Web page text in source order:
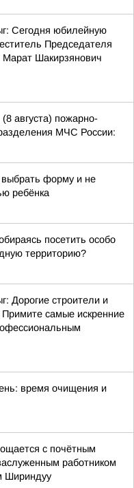
Сегодня юбилейную
Председателя
Шакирзянович
августа) пожарно-
МЧС России:
форму и не
ребёнка
посетить особо
территорию?
Дорогие строители и
самые искренние
время очищения и
с почётным
работником
Шириндуу